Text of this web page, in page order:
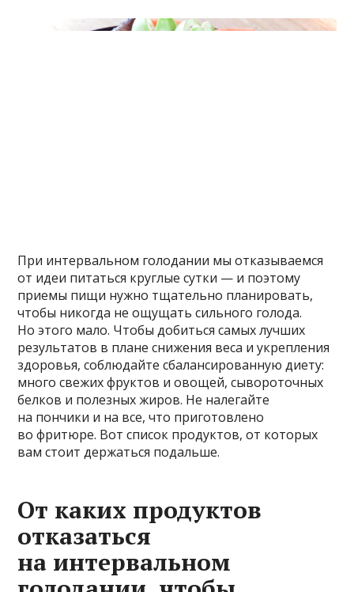
При интервальном голодании мы отказываемся
от идеи питаться круглые сутки — и поэтому
приемы пищи нужно тщательно планировать,
чтобы никогда не ощущать сильного голода.
Но этого мало. Чтобы добиться самых лучших
результатов в плане снижения веса и укрепления
здоровья, соблюдайте сбалансированную диету:
много свежих фруктов и овощей, сывороточных
белков и полезных жиров. Не налегайте
на пончики и на все, что приготовлено
во фритюре. Вот список продуктов, от которых
вам стоит держаться подальше.
От каких продуктов
отказаться
на интервальном